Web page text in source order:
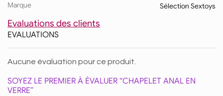
Marque Sélection Sextoys
Evaluations des clients
EVALUATIONS
Aucune évaluation pour ce produit.
SOYEZ LE PREMIER À ÉVALUER “CHAPELET ANAL EN
VERRE”